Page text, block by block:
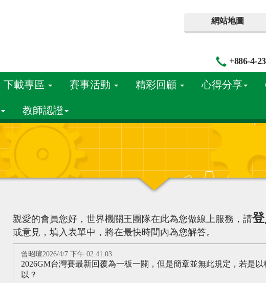
網站地圖
+886-4-
下載專區 賽事活動 精彩回顧 心得分享
教師認證
親愛的會員您好，世界機關王團隊在此為您做線上服務，請
或意見，填入表單中，將在最快時間內為您解答。
曾昭瑄2026/4/7 下午 02:41:03
2026GM台灣賽最新回覆為一板一關，但是簡章並無此規定，若是
以？